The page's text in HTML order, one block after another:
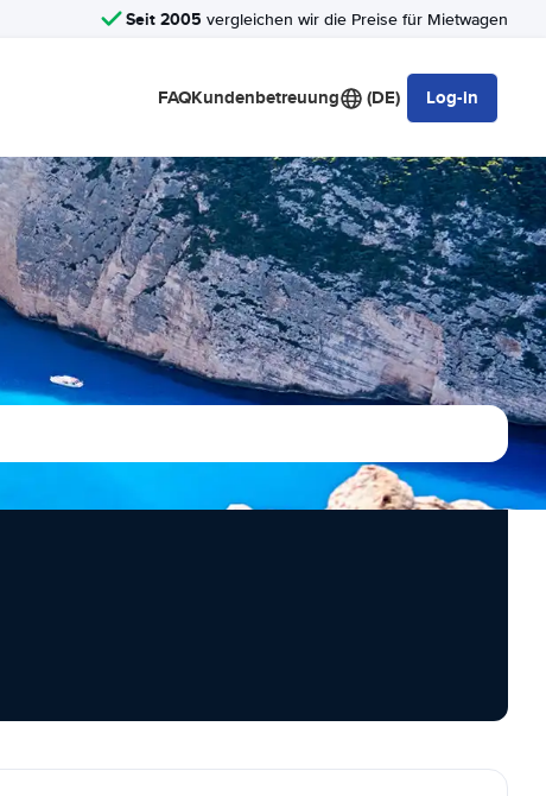
Seit 2005 vergleichen wir die Preise für Mietwagen
FAQKundenbetreuung (DE) Log-in